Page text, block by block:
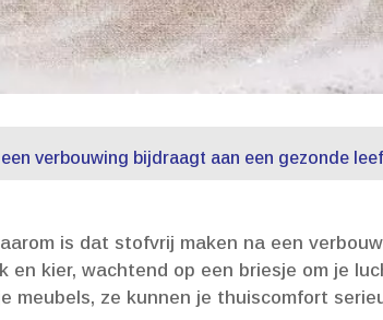
verbouwing bijdraagt aan een gezonde
is dat stofvrij maken na een
kier, wachtend op een briesje om je
ze kunnen je thuiscomfort